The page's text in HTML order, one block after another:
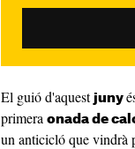
El guió d'aquest juny
primera onada de
un anticicló que vindrà